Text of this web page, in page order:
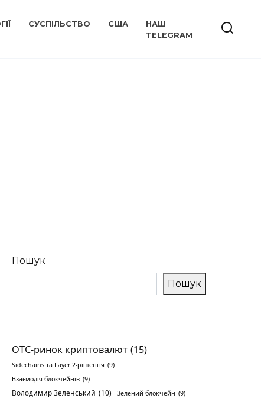
СУСПІЛЬСТВО США
НАШ
TELEGRAM
Пошук
Пошук
OTC-ринок криптовалют (15)
Sidechains та Layer 2-рішення (9)
Взаємодія блокчейнів (9)
Володимир Зеленський (10) Зелений блокчейн (9)